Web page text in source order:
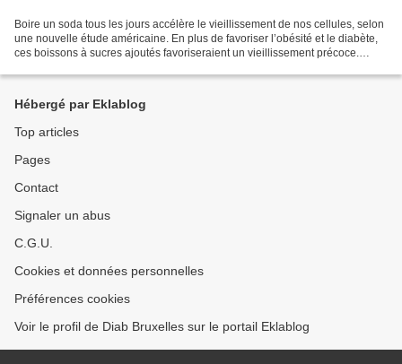
Boire un soda tous les jours accélère le vieillissement de nos cellules, selon
une nouvelle étude américaine. En plus de favoriser l’obésité et le diabète,
ces boissons à sucres ajoutés favoriseraient un vieillissement précoce.
Hébergé par Eklablog
Top articles
Pages
Contact
Signaler un abus
C.G.U.
Cookies et données personnelles
Préférences cookies
Voir le profil de Diab Bruxelles sur le portail Eklablog